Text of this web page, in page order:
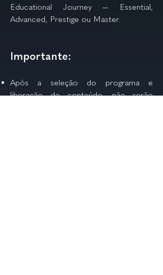
Educational Journey — Essential,
Advanced, Prestige ou Master.
Importante:
Após a seleção do programa e
liberação do conteúdo, não serão